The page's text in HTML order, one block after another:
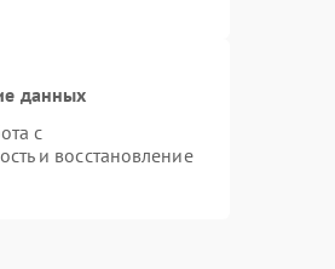
данных
с
и восстановление